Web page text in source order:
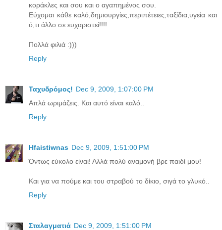
κοράκλες και σου και ο αγαπημένος σου.
Εύχομαι κάθε καλό,δημιουργίες,περιπέτειες,ταξίδια,υγεία και
ό,τι άλλο σε ευχαριστεί!!!!
Πολλά φιλιά :)))
Reply
Ταχυδρόμος! Dec 9, 2009, 1:07:00 PM
Απλά ωριμάζεις. Και αυτό είναι καλό..
Reply
Hfaistiwnas Dec 9, 2009, 1:51:00 PM
Όντως εύκολο είναι! Αλλά πολύ αναμονή βρε παιδί μου!
Και για να πούμε και του στραβού το δίκιο, σιγά το γλυκό..
Reply
Σταλαγματιά Dec 9, 2009, 1:51:00 PM